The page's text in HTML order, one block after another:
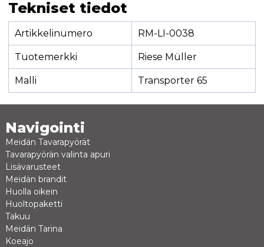
Tekniset tiedot
Artikkelinumero RM-LI-0038
Tuotemerkki Riese Müller
Malli Transporter 65
Navigointi
Meidän Tavarapyörät
Tavarapyörän valinta apuri
Lisävarusteet
Meidän brandit
Huolla oikein
Huoltopaketti
Takuu
Meidän Tarina
Koeajo